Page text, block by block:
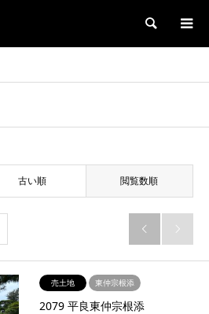
検索
古い順 閲覧数順
 
売土地 東仲宗根添
2079 平良東仲宗根添